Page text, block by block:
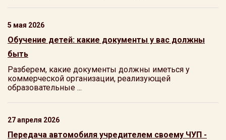
5 мая 2026
Обучение детей: какие документы у вас должны
быть
Разберем, какие документы должны иметься у
коммерческой организации, реализующей
образовательные ...
27 апреля 2026
Передача автомобиля учредителем своему ЧУП -